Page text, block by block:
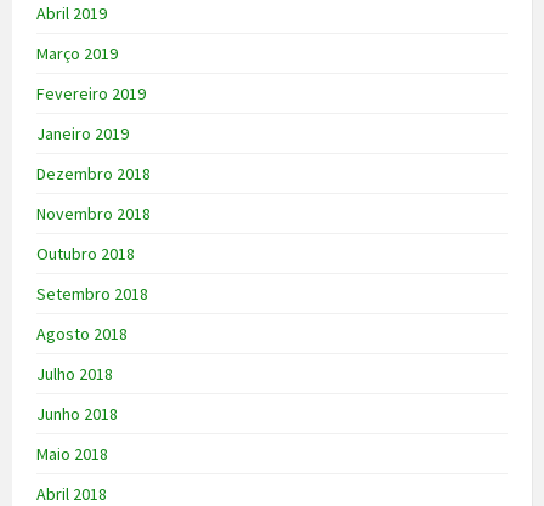
Abril 2019
Março 2019
Fevereiro 2019
Janeiro 2019
Dezembro 2018
Novembro 2018
Outubro 2018
Setembro 2018
Agosto 2018
Julho 2018
Junho 2018
Maio 2018
Abril 2018